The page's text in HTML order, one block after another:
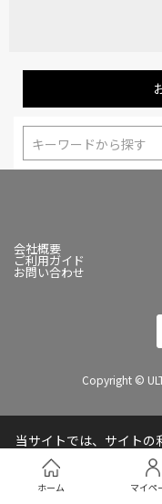
ホーム マイペ
キーワードから探す
会社概要
ご利用ガイド
お問い合わせ
Copyright ©
当サイトでは、サイトの
キー(Cookie)を使用して
プライバシーポリシー